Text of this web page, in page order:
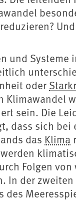
und
oder
Klimawandel
sein. Die
dass sich
das Klima
Folgen
In der
des